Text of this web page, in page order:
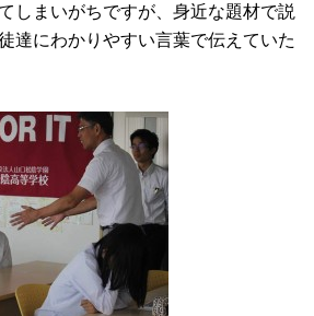
しまいがちですが、身近な題材で説
達にわかりやすい言葉で伝えていた